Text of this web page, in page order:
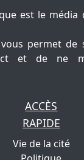
est le média
permet de
et de ne
ACCÈS
RAPIDE
Vie de la cité